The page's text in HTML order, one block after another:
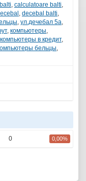
balti, calculatoare balti,
, decebal balti,
, ул.дечебал 5а,
, компьютеры,
компьютеры в кредит,
бельцы,
0 0,00%